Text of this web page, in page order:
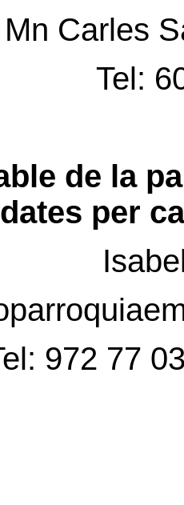
Mn Carles
Tel:
de la
dates per
972 77